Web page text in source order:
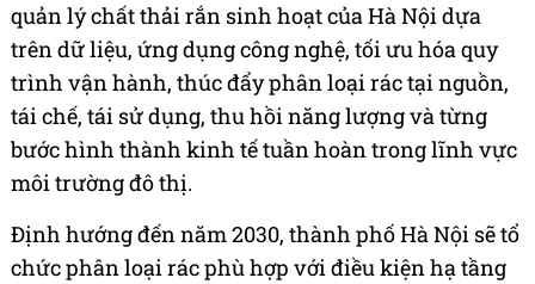
quản lý chất thải rắn sinh hoạt của Hà Nội dựa
trên dữ liệu, ứng dụng công nghệ, tối ưu hóa quy
trình vận hành, thúc đẩy phân loại rác tại nguồn,
tái chế, tái sử dụng, thu hồi năng lượng và từng
bước hình thành kinh tế tuần hoàn trong lĩnh vực
môi trường đô thị.
Định hướng đến năm 2030, thành phố Hà Nội sẽ tổ
chức phân loại rác phù hợp với điều kiện hạ tầng